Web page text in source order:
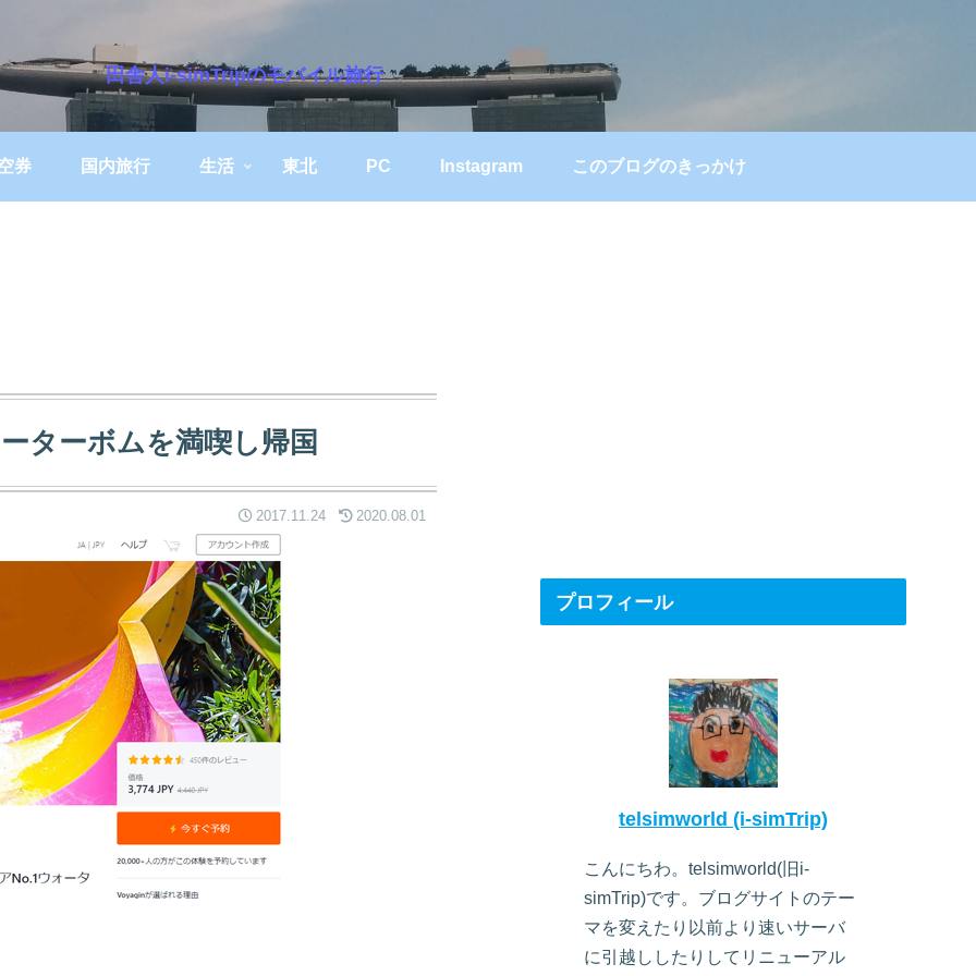
田舎人i-simTripのモバイル旅行
券 国内旅行 生活 東北 PC Instagram このブログのきっかけ
ターボムを満喫し帰国
2017.11.24 2020.08.01
プロフィール
telsimworld (i-simTrip)
こんにちわ。telsimworld(旧i-
simTrip)です。ブログサイトのテー
マを変えたり以前より速いサーバ
に引越ししたりしてリニューアル